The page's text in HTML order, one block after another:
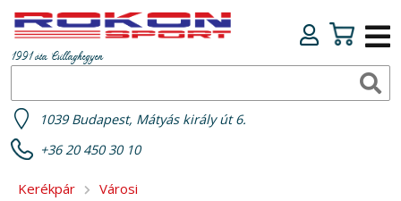
1991 óta Csillaghegyen
1039 Budapest, Mátyás király út 6.
+36 20 450 30 10
Kerékpár Városi